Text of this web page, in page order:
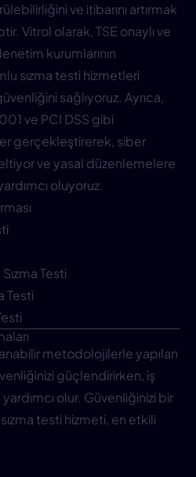
ve itibarını artırmak
Vitrol olarak, TSE onaylı ve
kurumlarının
sızma testi hizmetleri
sağlıyoruz. Ayrıca,
ve PCI DSS gibi
gerçekleştirerek, siber
ve yasal düzenlemelere
oluyoruz.
Testi
Testi
metodolojilerle yapılan
güçlendirirken, iş
olur. Güvenliğinizi bir
testi hizmeti, en etkili